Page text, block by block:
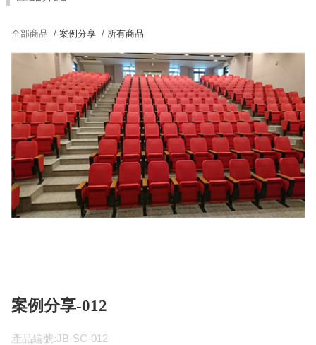
全部商品 /案例分享 / 所有商品
案例分享-012
產品編號:JB-SC-012